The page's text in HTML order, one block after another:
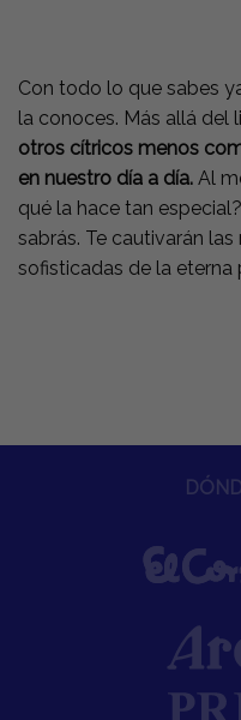
Con todo lo que sabes
la conoces. Más allá del
otros cítricos menos
en nuestro día a día. Al
qué la hace tan
sabrás. Te cautivarán
sofisticadas de la eterna